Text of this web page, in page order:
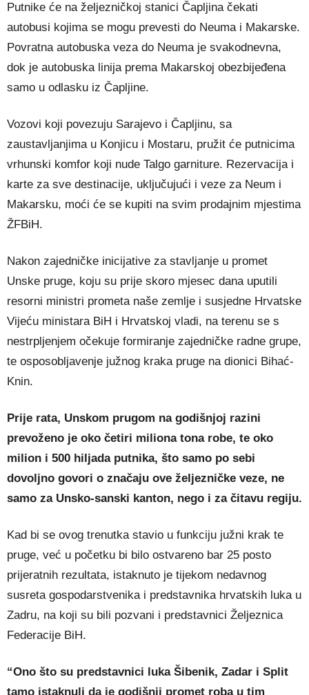
Putnike će na željezničkoj stanici Čapljina čekati
autobusi kojima se mogu prevesti do Neuma i Makarske.
Povratna autobuska veza do Neuma je svakodnevna,
dok je autobuska linija prema Makarskoj obezbijeđena
samo u odlasku iz Čapljine.
Vozovi koji povezuju Sarajevo i Čapljinu, sa
zaustavljanjima u Konjicu i Mostaru, pružit će putnicima
vrhunski komfor koji nude Talgo garniture. Rezervacija i
karte za sve destinacije, uključujući i veze za Neum i
Makarsku, moći će se kupiti na svim prodajnim mjestima
ŽFBiH.
Nakon zajedničke inicijative za stavljanje u promet
Unske pruge, koju su prije skoro mjesec dana uputili
resorni ministri prometa naše zemlje i susjedne Hrvatske
Vijeću ministara BiH i Hrvatskoj vladi, na terenu se s
nestrpljenjem očekuje formiranje zajedničke radne grupe,
te osposobljavenje južnog kraka pruge na dionici Bihać-
Knin.
Prije rata, Unskom prugom na godišnjoj razini
prevoženo je oko četiri miliona tona robe, te oko
milion i 500 hiljada putnika, što samo po sebi
dovoljno govori o značaju ove željezničke veze, ne
samo za Unsko-sanski kanton, nego i za čitavu regiju.
Kad bi se ovog trenutka stavio u funkciju južni krak te
pruge, već u početku bi bilo ostvareno bar 25 posto
prijeratnih rezultata, istaknuto je tijekom nedavnog
susreta gospodarstvenika i predstavnika hrvatskih luka u
Zadru, na koji su bili pozvani i predstavnici Željeznica
Federacije BiH.
“Ono što su predstavnici luka Šibenik, Zadar i Split
tamo istaknuli da je godišnji promet roba u tim